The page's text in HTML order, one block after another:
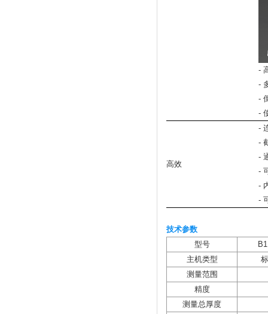
-
-
-
-
高效
-
-
-
-
-
-
技术参数
型号
主机类型
测量范围
精度
测量总厚度